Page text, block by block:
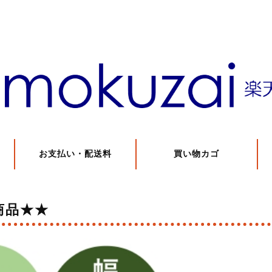
お支払い・配送料 買い物カゴ
品★★